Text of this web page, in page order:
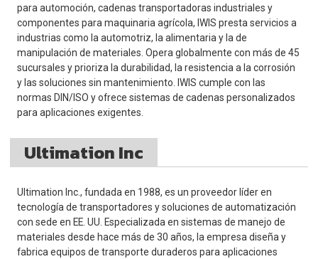
para automoción, cadenas transportadoras industriales y
componentes para maquinaria agrícola, IWIS presta servicios a
industrias como la automotriz, la alimentaria y la de
manipulación de materiales. Opera globalmente con más de 45
sucursales y prioriza la durabilidad, la resistencia a la corrosión
y las soluciones sin mantenimiento. IWIS cumple con las
normas DIN/ISO y ofrece sistemas de cadenas personalizados
para aplicaciones exigentes.
Ultimation Inc
Ultimation Inc., fundada en 1988, es un proveedor líder en
tecnología de transportadores y soluciones de automatización
con sede en EE. UU. Especializada en sistemas de manejo de
materiales desde hace más de 30 años, la empresa diseña y
fabrica equipos de transporte duraderos para aplicaciones